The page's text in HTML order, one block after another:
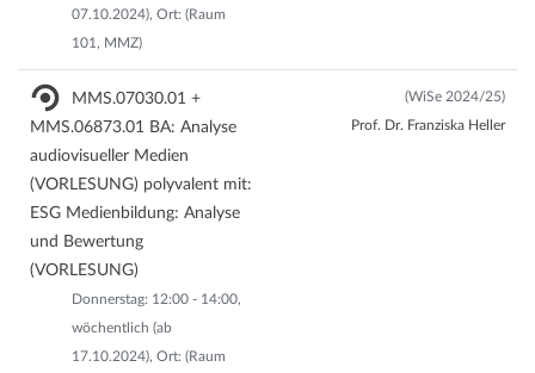
07.10.2024), Ort: (Raum
101, MMZ)
MMS.07030.01 +
MMS.06873.01 BA: Analyse
audiovisueller Medien
(VORLESUNG) polyvalent mit:
ESG Medienbildung: Analyse
und Bewertung
(VORLESUNG)
Donnerstag: 12:00 - 14:00,
wöchentlich (ab
17.10.2024), Ort: (Raum
(WiSe 2024/25)
Prof. Dr. Franziska Heller